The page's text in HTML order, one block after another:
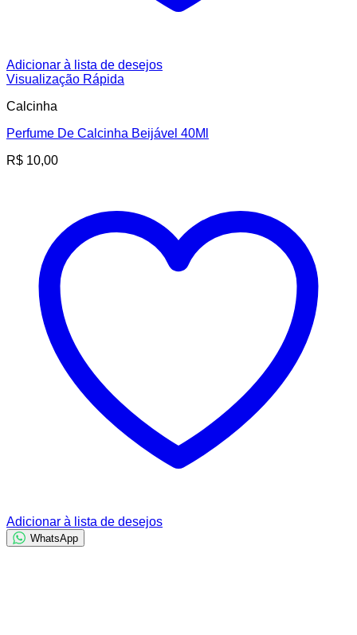
Adicionar à lista de desejos
Visualização Rápida
Calcinha
Perfume De Calcinha Beijável 40Ml
R$ 10,00
Adicionar à lista de desejos
WhatsApp